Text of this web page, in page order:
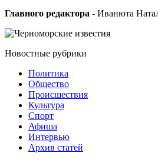
Главного редактора - Иванюта
Новостные рубрики
Политика
Общество
Проиcшествия
Культура
Спорт
Афиша
Интервью
Архив статей